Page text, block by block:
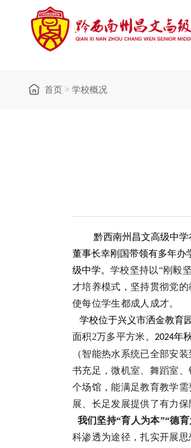
首页 > 学校概况
黔西南州 昌文高级中
董事长幸刚国带领有多年办
级中学。 学校坚持以“刚毅
才培养模式，坚持贯彻党
使每位学生都成人成才。
学校位于兴义市洒金教育
面积2万多平方米。 2024年
（智能热水系统已全部安
书充足，微机室、舞蹈室
个场馆，能满足教育教学
展、长足发展提供了有力保
我们坚持“育人为本”“德育
科渗透为途径，扎实开展